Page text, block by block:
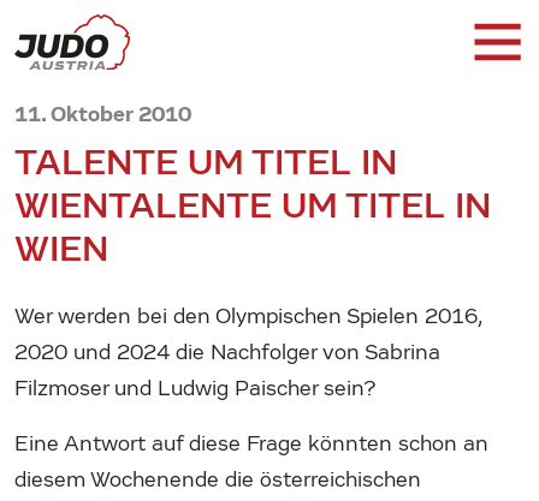
11. Oktober 2010
TALENTE UM TITEL IN
WIENTALENTE UM TITEL IN
WIEN
Wer werden bei den Olympischen Spielen 2016,
2020 und 2024 die Nachfolger von Sabrina
Filzmoser und Ludwig Paischer sein?
Eine Antwort auf diese Frage könnten schon an
diesem Wochenende die österreichischen